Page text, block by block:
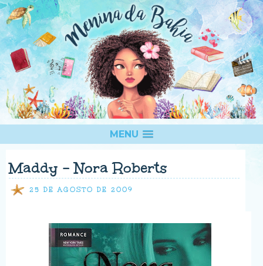
MENU
Maddy - Nora Roberts
25 DE AGOSTO DE 2009